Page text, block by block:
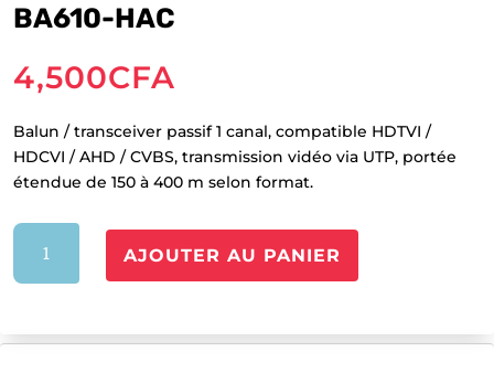
BA610-HAC
4,500CFA
Balun / transceiver passif 1 canal, compatible HDTVI /
HDCVI / AHD / CVBS, transmission vidéo via UTP, portée
étendue de 150 à 400 m selon format.
quantité
BA610-
AJOUTER AU PANIER